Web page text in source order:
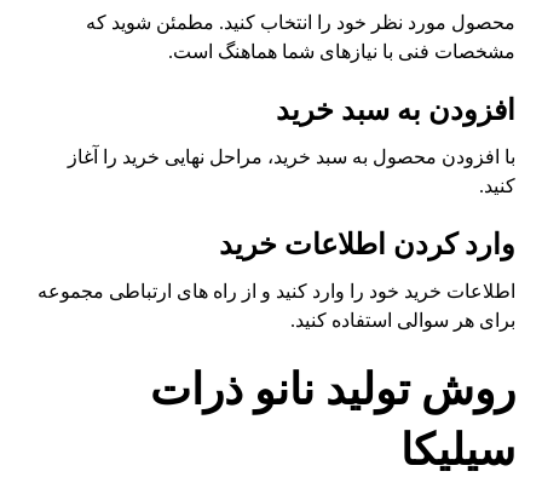
محصول مورد نظر خود را انتخاب کنید. مطمئن شوید که
مشخصات فنی با نیازهای شما هماهنگ است.
افزودن به سبد خرید
با افزودن محصول به سبد خرید، مراحل نهایی خرید را آغاز
کنید.
وارد کردن اطلاعات خرید
اطلاعات خرید خود را وارد کنید و از راه های ارتباطی مجموعه
برای هر سوالی استفاده کنید.
روش تولید نانو ذرات
سیلیکا